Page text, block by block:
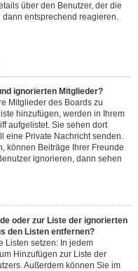
über den Benutzer, der die
dann entsprechend reagieren.
ignorierten Mitglieder?
Mitglieder des Boards zu
hinzufügen, werden in Ihrem
aufgelistet. Sie sehen dort
eine Private Nachricht senden.
können Beiträge Ihrer Freunde
ignorieren, dann sehen
oder zur Liste der ignorierten
den Listen entfernen?
Listen setzen: In jedem
Hinzufügen zur Liste der
Außerdem können Sie im